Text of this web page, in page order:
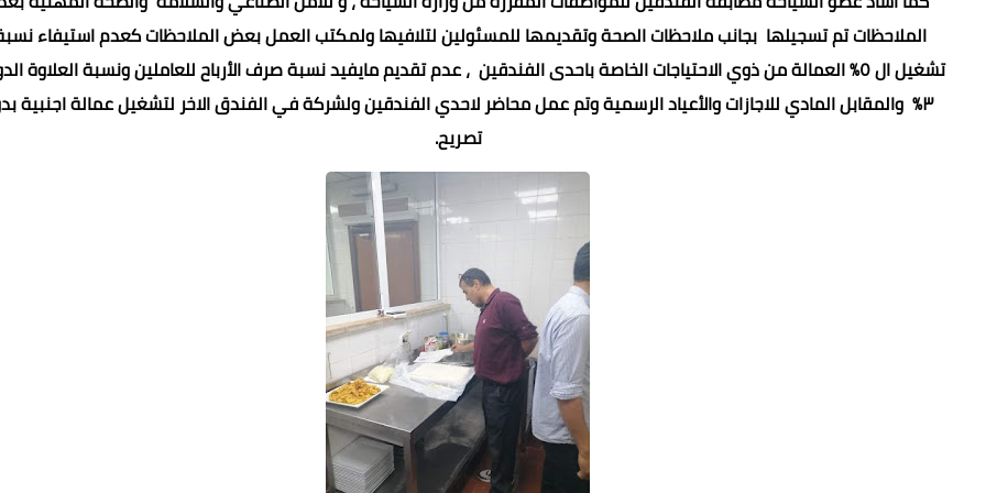
الملاحظات تم تسجيلها بجانب ملاحظات الصحة وتقديمها للمسئولين لتلافيها ولمكتب العمل بعض الملاحظات كعدم استيفاء
تشغيل ال ٥% العمالة من ذوي الاحتياجات الخاصة باحدى الفندقين ، عدم تقديم مايفيد نسبة صرف الأرباح للعاملين ونسبة العلاوة
٣% والمقابل المادي للاجازات والأعياد الرسمية وتم عمل محاضر لاحدي الفندقين ولشركة في الفندق الاخر لتشغيل عمالة اجنبية
تصريح.